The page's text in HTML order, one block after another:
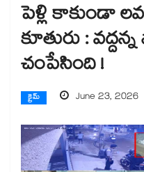
పెళ్లి కాకుండా
కూతురు :
చంపేసింది !
క్రైమ్ June 23, 2026